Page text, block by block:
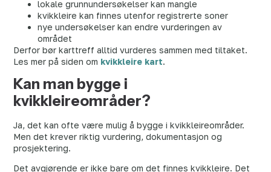
lokale grunnundersøkelser kan mangle
kvikkleire kan finnes utenfor registrerte soner
nye undersøkelser kan endre vurderingen av
området
Derfor bør karttreff alltid vurderes sammen med tiltaket.
Les mer på siden om kvikkleire kart.
Kan man bygge i
kvikkleireområder?
Ja, det kan ofte være mulig å bygge i kvikkleireområder.
Men det krever riktig vurdering, dokumentasjon og
prosjektering.
Det avgjørende er ikke bare om det finnes kvikkleire. Det